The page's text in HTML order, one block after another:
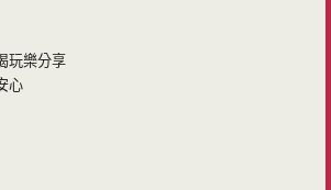
玩樂分享
心